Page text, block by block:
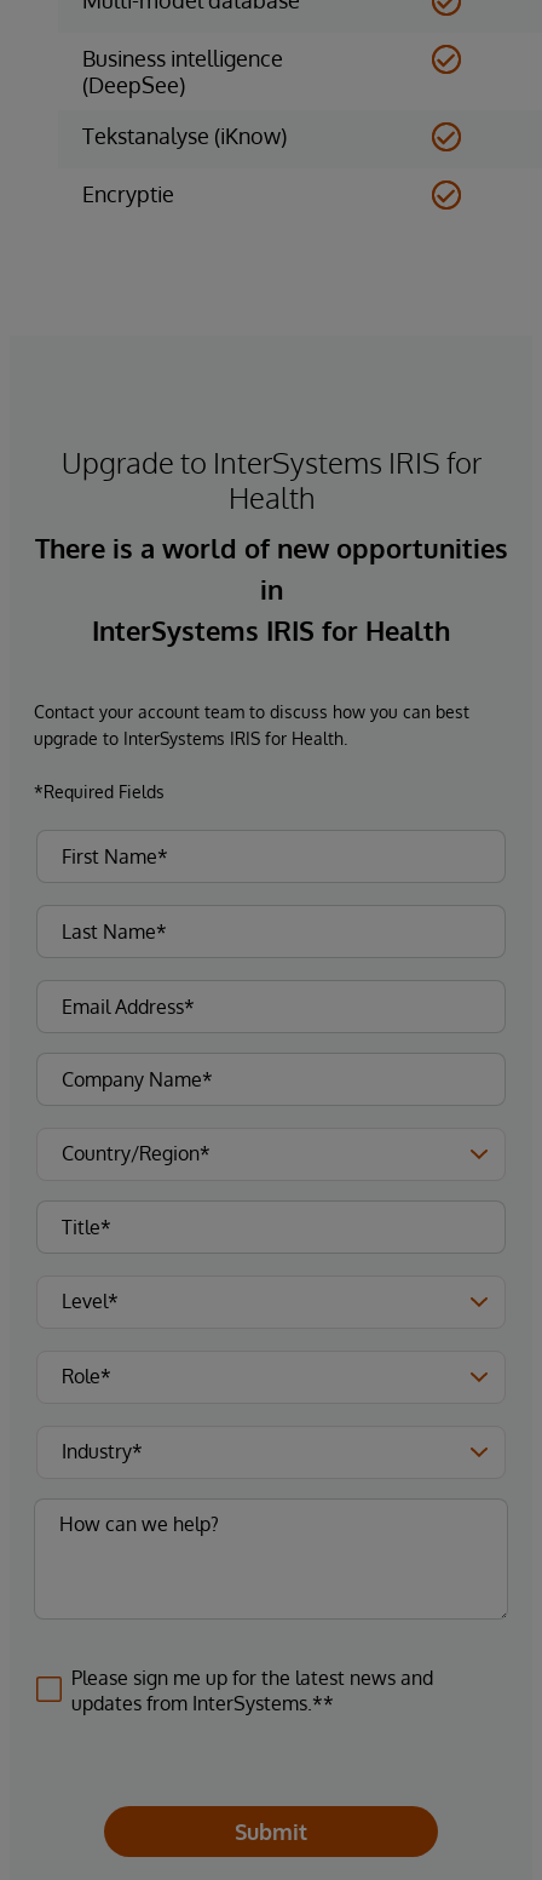
Business intelligence
(DeepSee)
Tekstanalyse (iKnow)
Encryptie
Upgrade to InterSystems IRIS for
Health
There is a world of new opportunities
in
InterSystems IRIS for Health
Contact your account team to discuss how you can best
upgrade to InterSystems IRIS for Health.
*Required Fields
Please sign me up for the latest news and
updates from InterSystems.**
Submit